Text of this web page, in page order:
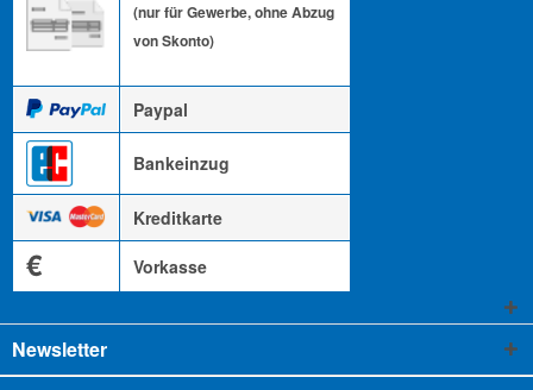
(nur für Gewerbe, ohne Abzug
von Skonto)
Paypal
Bankeinzug
Kreditkarte
€ Vorkasse
Newsletter